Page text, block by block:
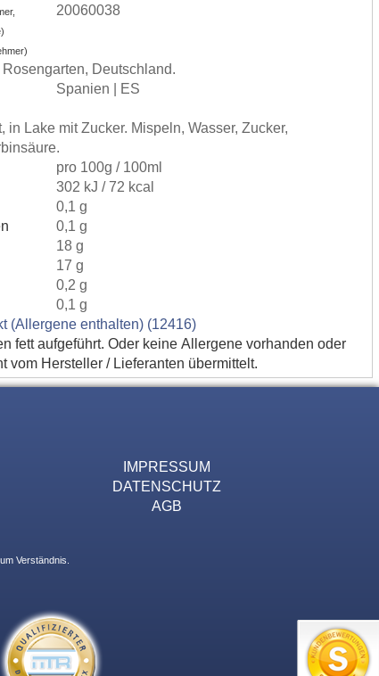
20060038
Deutschland.
Spanien | ES
in Lake mit Zucker. Mispeln, Wasser, Zucker,
pro 100g / 100ml
302 kJ / 72 kcal
0,1 g
0,1 g
18 g
17 g
0,2 g
0,1 g
(Allergene enthalten) (12416)
fett aufgeführt. Oder keine Allergene vorhanden oder
vom Hersteller / Lieferanten übermittelt.
IMPRESSUM
DATENSCHUTZ
AGB
Verständnis.